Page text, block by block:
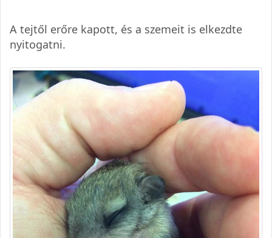
A tejtől erőre kapott, és a szemeit is elkezdte
nyitogatni.